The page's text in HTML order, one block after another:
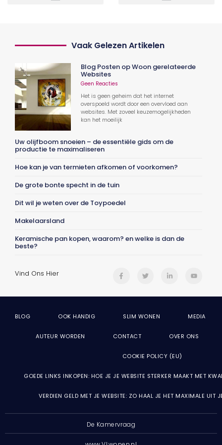
Vaak Gelezen Artikelen
Blog Posten op Woon gerelateerde
Websites
Geen Reacties
Het is geen geheim dat het internet
overspoeld wordt door een overvloed aan
websites. Met zoveel keuzemogelijkheden
kan het moeilijk
Uw olijfboom snoeien – de essentiële gids om de
productie te maximaliseren
Hoe kan je van termieten afkomen of voorkomen?
De grote bonte specht in de tuin
Dit wil je weten over de Toypoedel
Makelaarsland
Keramische pan kopen, waarom? en welke is dan de
beste?
Vind Ons Hier
BLOG OOK HANDIG SLIM WONEN MEDIA
AUTEUR WORDEN CONTACT OVER ONS
COOKIE POLICY (EU)
GOEDE LINKS INKOPEN: HOE JE JE WEBSITE STERKER MAAKT MET
VERDIEN GELD MET JE WEBSITE: ZO HAAL JE HET MAXIMALE UIT
De Kamervraag